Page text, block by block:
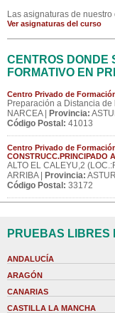
Las asignaturas de
Ver asignaturas del curso
CENTROS DONDE
FORMATIVO EN
Centro Privado de
Preparación a Distancia de
NARCEA |
Provincia:
Código Postal: 41013
Centro Privado de
CONSTRUCC.PRINCIPADO
ALTO EL CALEYU,2
ARRIBA |
Provincia:
Código Postal: 33172
PRUEBAS LIBRES
ANDALUCÍA
ARAGÓN
CANARIAS
CASTILLA LA MANCHA